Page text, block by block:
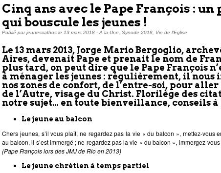
Cinq ans avec le Pape François :
qui bouscule les jeunes !
Publié parjeunescathos le 13 mars 2018 - A la Une Synode 2018 Vie de l'Eglise
Le 13 mars 2013, Jorge Mario Bergoglio,
Aires, devenait Pape et prenait le nom de
plus tard, on peut dire que le Pape François
à ménager les jeunes : régulièrement, il nous
nos zones de confort, de l’entre-soi, pour
de l’Autre, visage du Christ. Florilège des
notre sujet… en toute bienveillance, conseils à
Le jeune au balcon
Chers jeunes, s’il vous plaît, ne regardez pas la vie « du balcon », mettez-vous
au balcon, il s’est immergé ; ne regardez pas la vie « du balcon », immergez-
(Pape François lors des JMJ de Rio en 2013)
Le jeune chrétien à temps partiel